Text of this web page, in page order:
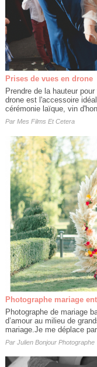
Prises de vues en drone
Prendre de la hauteur
drone est l'accessoire
cérémonie laïque, vin
Par Mes Films Et Cetera
Photographe mariage
Photographe de mariage
d’amour au milieu de
mariage.Je me déplace
Par Julien Bonjour Photographe